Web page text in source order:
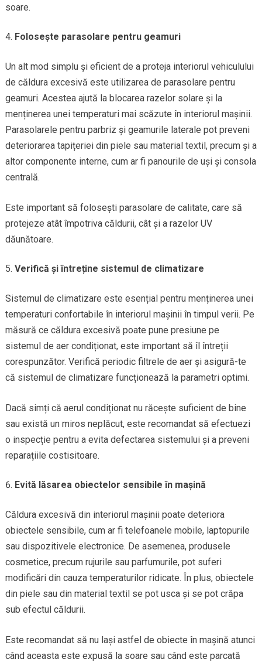
soare.
Folosește parasolare pentru geamuri
Un alt mod simplu și eficient de a proteja interiorul vehiculului
de căldura excesivă este utilizarea de parasolare pentru
geamuri. Acestea ajută la blocarea razelor solare și la
menținerea unei temperaturi mai scăzute în interiorul mașinii.
Parasolarele pentru parbriz și geamurile laterale pot preveni
deteriorarea tapițeriei din piele sau material textil, precum și a
altor componente interne, cum ar fi panourile de uși și consola
centrală.
Este important să folosești parasolare de calitate, care să
protejeze atât împotriva căldurii, cât și a razelor UV
dăunătoare.
Verifică și întreține sistemul de climatizare
Sistemul de climatizare este esențial pentru menținerea unei
temperaturi confortabile în interiorul mașinii în timpul verii. Pe
măsură ce căldura excesivă poate pune presiune pe
sistemul de aer condiționat, este important să îl întreții
corespunzător. Verifică periodic filtrele de aer și asigură-te
că sistemul de climatizare funcționează la parametri optimi.
Dacă simți că aerul condiționat nu răcește suficient de bine
sau există un miros neplăcut, este recomandat să efectuezi
o inspecție pentru a evita defectarea sistemului și a preveni
reparațiile costisitoare.
Evită lăsarea obiectelor sensibile în mașină
Căldura excesivă din interiorul mașinii poate deteriora
obiectele sensibile, cum ar fi telefoanele mobile, laptopurile
sau dispozitivele electronice. De asemenea, produsele
cosmetice, precum rujurile sau parfumurile, pot suferi
modificări din cauza temperaturilor ridicate. În plus, obiectele
din piele sau din material textil se pot usca și se pot crăpa
sub efectul căldurii.
Este recomandat să nu lași astfel de obiecte în mașină atunci
când aceasta este expusă la soare sau când este parcată